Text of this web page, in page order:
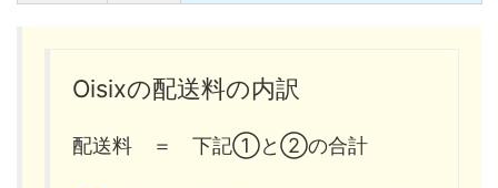
Oisixの配送料の内訳
配送料 ＝ 下記①と②の合計